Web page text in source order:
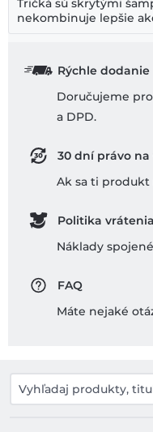
Tričká sú skrytými
nekombinuje lepšie
Rýchle dodanie
Doručujeme
a DPD.
30 dní právo
Ak sa ti produkt
Politika
Náklady
FAQ
Máte nejaké